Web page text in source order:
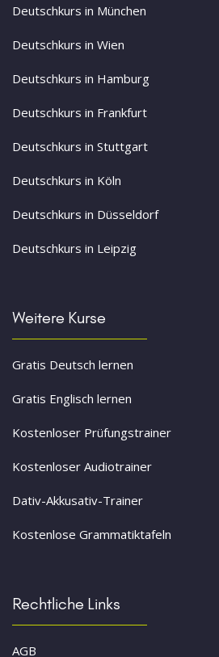
Deutschkurs in München
Deutschkurs in Wien
Deutschkurs in Hamburg
Deutschkurs in Frankfurt
Deutschkurs in Stuttgart
Deutschkurs in Köln
Deutschkurs in Düsseldorf
Deutschkurs in Leipzig
Weitere Kurse
Gratis Deutsch lernen
Gratis Englisch lernen
Kostenloser Prüfungstrainer
Kostenloser Audiotrainer
Dativ-Akkusativ-Trainer
Kostenlose Grammatiktafeln
Rechtliche Links
AGB